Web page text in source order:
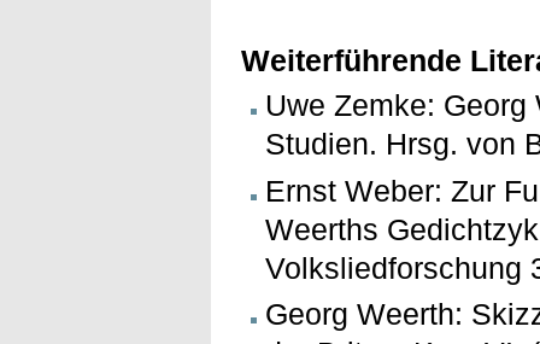
Weiterführende
Uwe Zemke:
Studien. Hrsg. von
Ernst Weber: Zur
Weerths
Volksliedforschung
Georg Weerth: